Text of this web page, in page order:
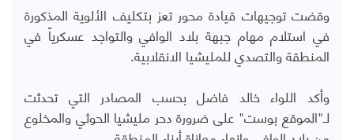
وقضت توجيهات قيادة محور تعز بتكليف الألوية المذكورة
في استلام مهام جبهة بلاد الوافي والتواجد عسكرياً في
المنطقة والتصدي للمليشيا الانقلابية.
وأكد اللواء خالد فاضل بحسب المصادر التي تحدثت
لـ"الموقع بوست" على ضرورة دحر مليشيا الحوثي والمخلوع